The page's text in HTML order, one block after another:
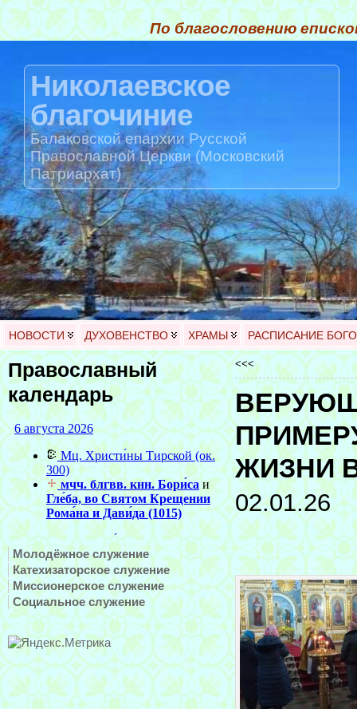
По благословению
Николаевское
благочиние
Балаковской епархии Русской
Православной Церкви (Московский
Патриархат)
НОВОСТИ ДУХОВЕНСТВО ХРАМЫ РАСПИСАНИЕ
Православный
календарь
Молодёжное служение
Катехизаторское служение
Миссионерское служение
Социальное служение
<<<
ЖИЗНИ
02.01.26